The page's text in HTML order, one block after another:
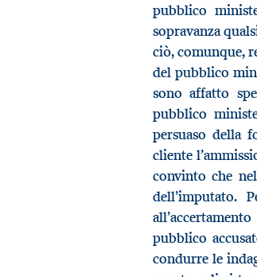
pubblico
sopravanza
ciò, comunque,
del pubblico
sono affatto
pubblico
persuaso della
cliente
convinto che
dell’imputato.
pubblico
condurre le